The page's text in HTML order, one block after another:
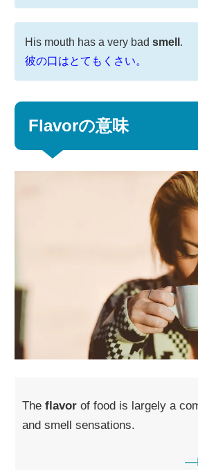
His mouth has a very bad smell .
彼の口はとてもくさい。
Flavorの意味
The flavorof food is largely a
and smell sensations.